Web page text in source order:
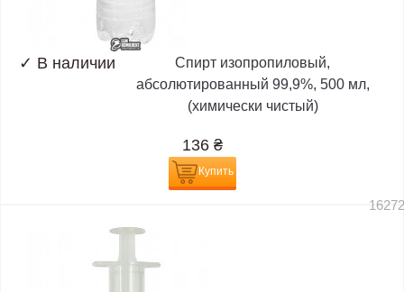
✓ В наличии
Спирт изопропиловый,
абсолютированный 99,9%, 500 мл,
(химически чистый)
136 ₴
Купить